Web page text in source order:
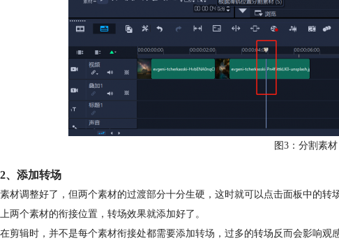
图3：分割素材
2、添加转场
素材调整好了，但两个素材的过渡部分十分生硬，这时就可以点击面板中的
上两个素材的衔接位置，转场效果就添加好了。
在剪辑时，并不是每个素材衔接处都需要添加转场 ，过多的转场反而会影响观